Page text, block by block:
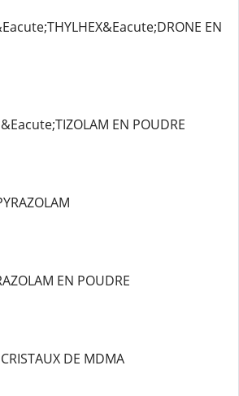
EN
EN POUDRE
EN POUDRE
DE MDMA